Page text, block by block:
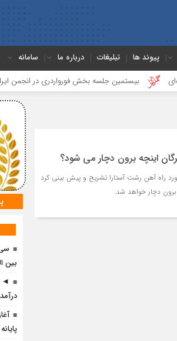
پیوند ها تبلیغات درباره ما سامانه
بیستمین جلسه بخش فورواردری در انجمن ایران برگزار
اینچه برون دچار می شود؟
مورد راه‌ آهن رشت آستارا تشریح و پیش بینی کرد
دچار خواهد شد.
بین
◄